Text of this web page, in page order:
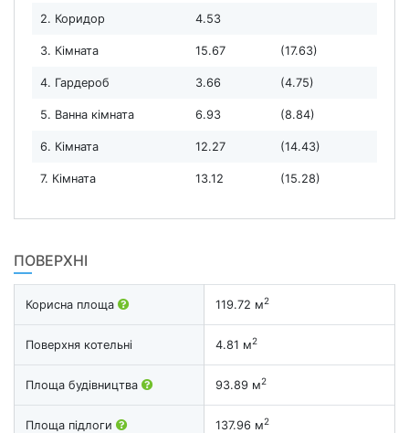
2. Коридор 4.53
3. Кімната 15.67 (17.63)
4. Гардероб 3.66 (4.75)
5. Ванна кімната 6.93 (8.84)
6. Кімната 12.27 (14.43)
7. Кімната 13.12 (15.28)
ПОВЕРХНІ
Корисна площа 119.72 м2
Поверхня котельні 4.81 м2
Площа будівництва 93.89 м2
Площа підлоги 137.96 м2